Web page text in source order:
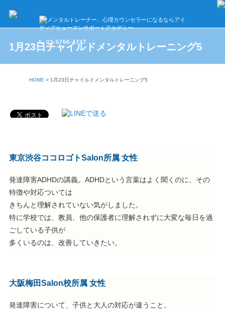
03-5766-4747
1月23日チャイルドメンタルトレーニング5
HOME > 1月23日チャイルドメンタルトレーニング5
東京渋谷ココロゴトSalon所属 女性
発達障害ADHDの講義。ADHDという言葉はよく聞くのに、その
特徴や対応ついては
きちんと理解されていない気がしました。
特に学校では、教員、他の保護者に理解されずに大変な毎日を過
ごしている子供が
多くいるのは、改善していきたい。
大阪梅田Salon校所属 女性
発達障害について、子供と大人の対応が違うこと。